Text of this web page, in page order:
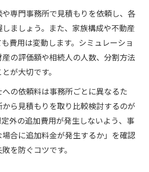
生じやすい家族間トラブルの例
産分割協議で家族争いを防ぐ方法
感情的対立を避ける進め方解説
入で家族間トラブルを予防する
続きで透明性を確保するポイント
や専門事務所で見積もりを依頼し、各
ましょう。また、家族構成や不動産
費用は変動します。シミュレーショ
の評価額や相続人の人数、分割方法
が大切です。
の依頼料は事務所ごとに異なるた
ら見積もりを取り比較検討するのが
外の追加費用が発生しないよう、事
合に追加料金が発生するか」を確認
を防ぐコツです。